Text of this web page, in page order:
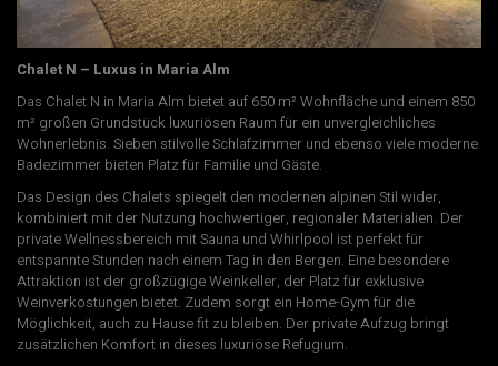
Chalet N – Luxus in Maria Alm
Das Chalet N in Maria Alm bietet auf 650 m² Wohnfläche und einem 850
m² großen Grundstück luxuriösen Raum für ein unvergleichliches
Wohnerlebnis. Sieben stilvolle Schlafzimmer und ebenso viele moderne
Badezimmer bieten Platz für Familie und Gäste.
Das Design des Chalets spiegelt den modernen alpinen Stil wider,
kombiniert mit der Nutzung hochwertiger, regionaler Materialien. Der
private Wellnessbereich mit Sauna und Whirlpool ist perfekt für
entspannte Stunden nach einem Tag in den Bergen. Eine besondere
Attraktion ist der großzügige Weinkeller, der Platz für exklusive
Weinverkostungen bietet. Zudem sorgt ein Home-Gym für die
Möglichkeit, auch zu Hause fit zu bleiben. Der private Aufzug bringt
zusätzlichen Komfort in dieses luxuriöse Refugium.